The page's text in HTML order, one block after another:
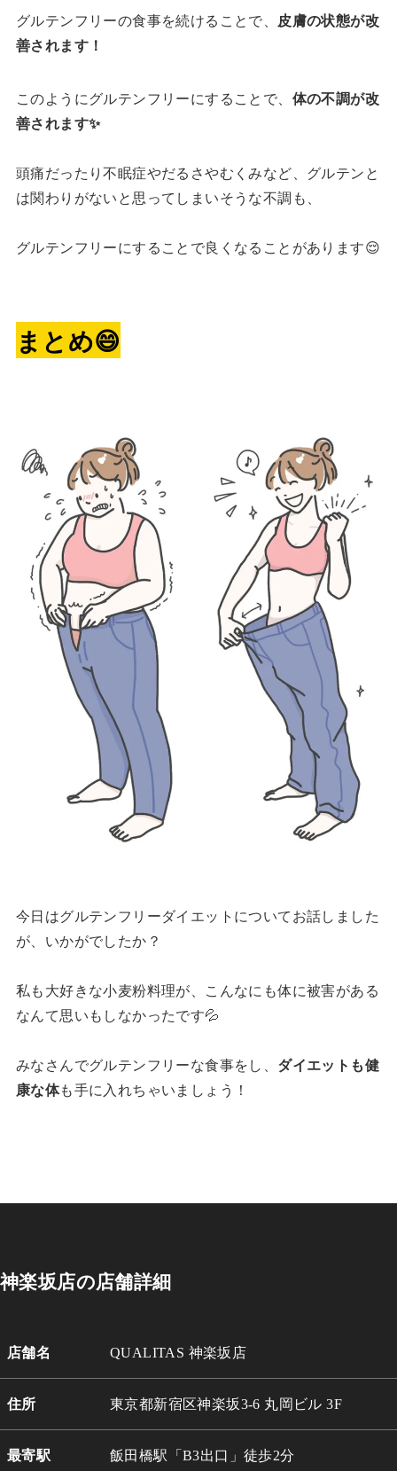
グルテンフリーの食事を続けることで、 皮膚の状態が改
善されます！
このようにグルテンフリーにすることで、 体の不調が改
善されます✨
頭痛だったり不眠症やだるさやむくみなど、グルテンと
は関わりがないと思ってしまいそうな不調も、
グルテンフリーにすることで良くなることがあります😌
まとめ😄
今日はグルテンフリーダイエットについてお話しました
が、いかがでしたか？
私も大好きな小麦粉料理が、こんなにも体に被害がある
なんて思いもしなかったです💦
みなさんでグルテンフリーな食事をし、 ダイエットも健
康な体も手に入れちゃいましょう！
神楽坂店の店舗詳細
店舗名 QUALITAS 神楽坂店
住所 東京都新宿区神楽坂3-6 丸岡ビル 3F
最寄駅 飯田橋駅「B3出口」徒歩2分